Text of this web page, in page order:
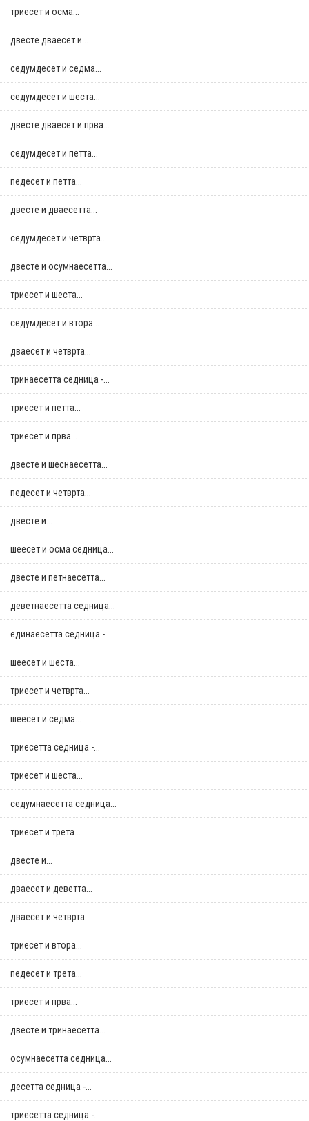
триесет и осма...
двестe дваесет и...
седумдесет и седма...
седумдесет и шеста...
двестe дваесет и прва...
седумдесет и петта...
педесет и петта...
двестe и дваесетта...
седумдесет и четврта...
двестe и осумнaесетта...
триесет и шеста...
седумдесет и втора...
дваесет и четврта...
тринаесетта седница -...
триесет и петта...
триесет и прва...
двестe и шеснаесетта...
педесет и четврта...
двестe и...
шеесет и осма седница...
двестe и петнаесетта...
деветнаесетта седница...
единаесетта седница -...
шеесет и шеста...
триесет и четврта...
шеесет и седма...
триесетта седница -...
триесет и шеста...
седумнаесетта седница...
триесет и трета...
двестe и...
дваесет и деветта...
дваесет и четврта...
триесет и втора...
педесет и трета...
триесет и прва...
двестe и тринаесетта...
осумнaесетта седница...
десетта седница -...
триесетта седница -...